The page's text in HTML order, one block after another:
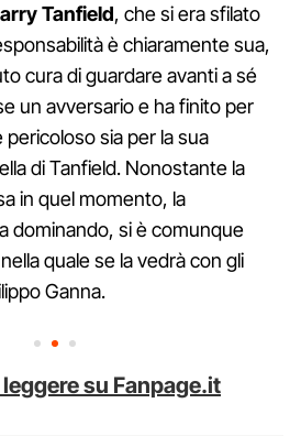
Tanfield, che si era sfilato
è chiaramente sua,
cura di guardare avanti a sé
un avversario e ha finito per
sia per la sua
di Tanfield. Nonostante la
in quel momento, la
dominando, si è comunque
quale se la vedrà con gli
Ganna.
su Fanpage.it